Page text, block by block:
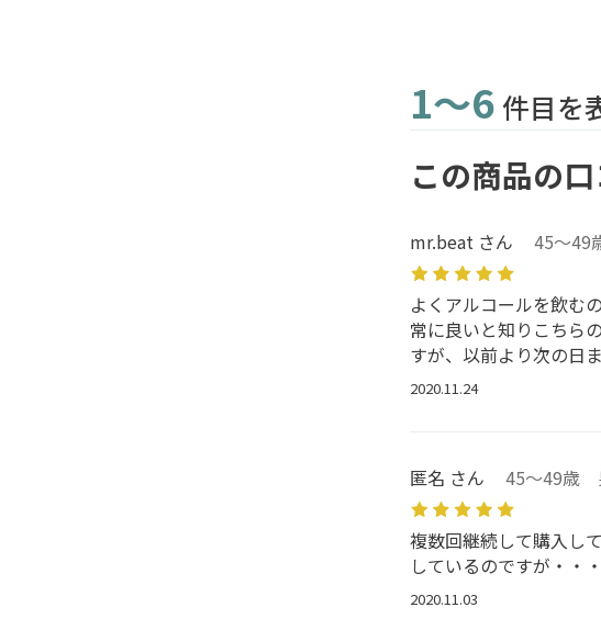
1～6 件目を
この商品の口
mr.beat さん 45～
よくアルコールを飲む
常に良いと知りこちら
すが、以前より次の日
2020.11.24
匿名 さん 45～49歳
複数回継続して購入し
しているのですが・・
2020.11.03